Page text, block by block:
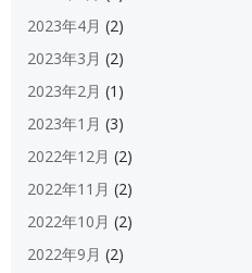
2023年4月 (2)
2023年3月 (2)
2023年2月 (1)
2023年1月 (3)
2022年12月 (2)
2022年11月 (2)
2022年10月 (2)
2022年9月 (2)